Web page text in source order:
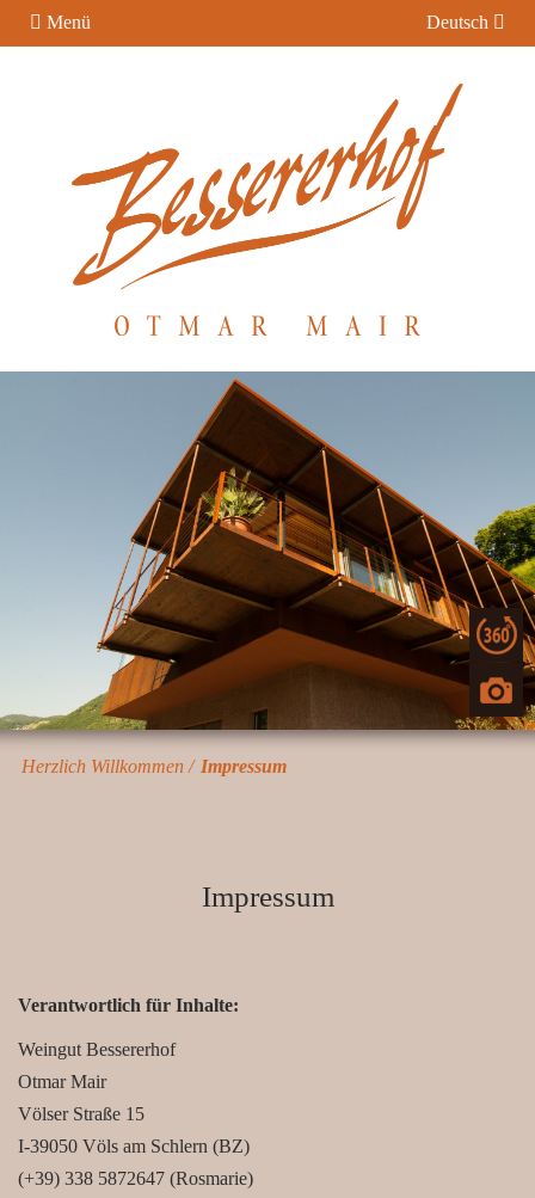
Menü Deutsch
Herzlich Willkommen Impressum
Impressum
Verantwortlich für Inhalte:
Weingut Bessererhof
Otmar Mair
Völser Straße 15
I-39050 Völs am Schlern (BZ)
(+39) 338 5872647 (Rosmarie)